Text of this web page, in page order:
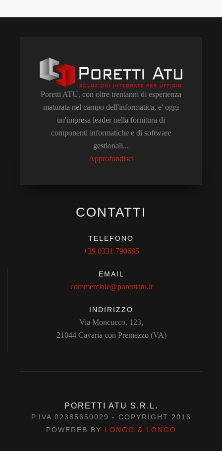
Poretti ATU, con oltre trentanni di esperienza
maturata nel campo dell'informatica, e' oggi
un'impresa leader nella fornitura di
componenti informatiche e di software
gestionali...
Approfondisci
CONTATTI
TELEFONO
+39 0331 790685
EMAIL
commerciale@porettiatu.it
INDIRIZZO
Via Moncucco, 123,
21044 Cavaria con Premezzo (VA)
PORETTI ATU S.R.L.
P.IVA 02385650029 - COPYRIGHT 2016
POWEREB BY LONGO & LONGO